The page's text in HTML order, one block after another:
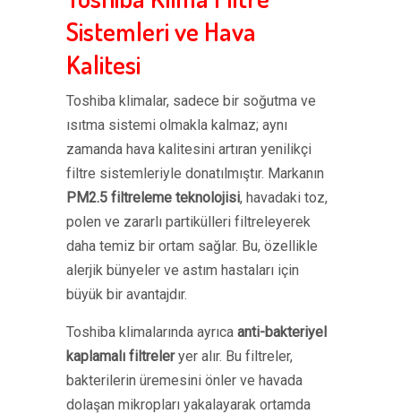
Sistemleri ve Hava
Kalitesi
Toshiba klimalar, sadece bir soğutma ve
ısıtma sistemi olmakla kalmaz; aynı
zamanda hava kalitesini artıran yenilikçi
filtre sistemleriyle donatılmıştır. Markanın
PM2.5 filtreleme teknolojisi, havadaki toz,
polen ve zararlı partikülleri filtreleyerek
daha temiz bir ortam sağlar. Bu, özellikle
alerjik bünyeler ve astım hastaları için
büyük bir avantajdır.
Toshiba klimalarında ayrıca anti-bakteriyel
kaplamalı filtreleryer alır. Bu filtreler,
bakterilerin üremesini önler ve havada
dolaşan mikropları yakalayarak ortamda